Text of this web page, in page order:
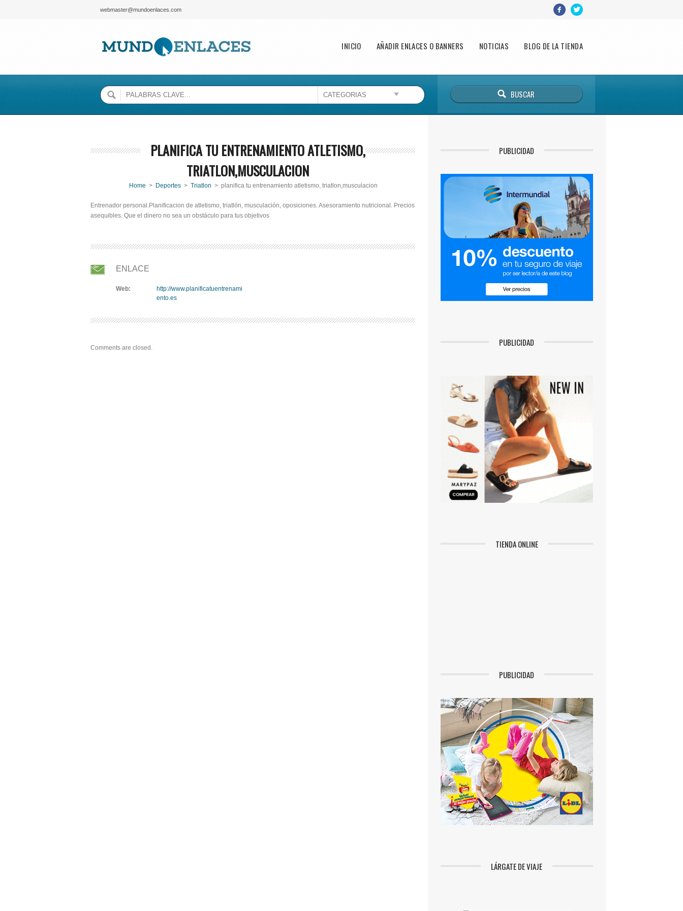
webmaster@mundoenlaces.com
Main menu
INICIO AÑADIR ENLACES O BANNERS NOTICIAS BLOG DE LA TIENDA
PLANIFICA TU ENTRENAMIENTO ATLETISMO,
TRIATLON,MUSCULACION
Home > Deportes > Triatlon > planifica tu entrenamiento atletismo, triatlon,musculacion
Entrenador personal.Planificacion de atletismo, triatlón, musculación, oposiciones. Asesoramiento nutricional. Precios
asequibles. Que el dinero no sea un obstáculo para tus objetivos
ENLACE
Web:
http://www.planificatuentrenami
ento.es
Comments are closed.
PUBLICIDAD
PUBLICIDAD
TIENDA ONLINE
PUBLICIDAD
LÁRGATE DE VIAJE